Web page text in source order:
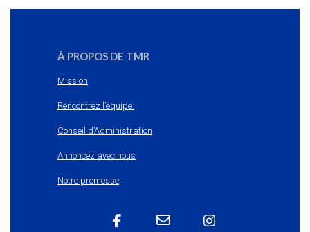
À PROPOS DE TMR
Mission
Rencontrez l’équipe:
Conseil d’Administration
Annoncez avec nous
Notre promesse